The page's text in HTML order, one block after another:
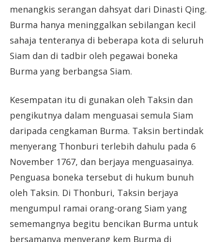
menangkis serangan dahsyat dari Dinasti Qing.
Burma hanya meninggalkan sebilangan kecil
sahaja tenteranya di beberapa kota di seluruh
Siam dan di tadbir oleh pegawai boneka
Burma yang berbangsa Siam.
Kesempatan itu di gunakan oleh Taksin dan
pengikutnya dalam menguasai semula Siam
daripada cengkaman Burma. Taksin bertindak
menyerang Thonburi terlebih dahulu pada 6
November 1767, dan berjaya menguasainya.
Penguasa boneka tersebut di hukum bunuh
oleh Taksin. Di Thonburi, Taksin berjaya
mengumpul ramai orang-orang Siam yang
sememangnya begitu bencikan Burma untuk
bersamanya menyerang kem Burma di